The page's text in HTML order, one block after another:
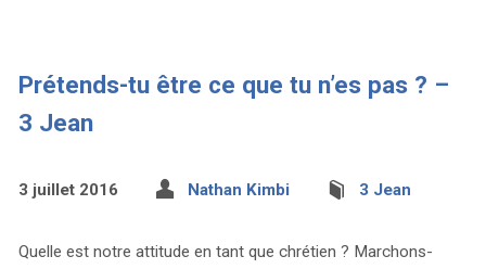
Prétends-tu être ce que tu n’es pas ? –
3 Jean
3 juillet 2016 Nathan Kimbi 3 Jean
Quelle est notre attitude en tant que chrétien ? Marchons-